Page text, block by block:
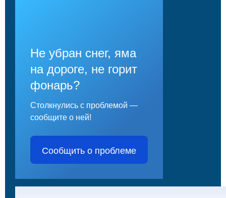
Не убран снег, яма
на дороге, не горит
фонарь?
Столкнулись с проблемой —
сообщите о ней!
Сообщить о проблеме